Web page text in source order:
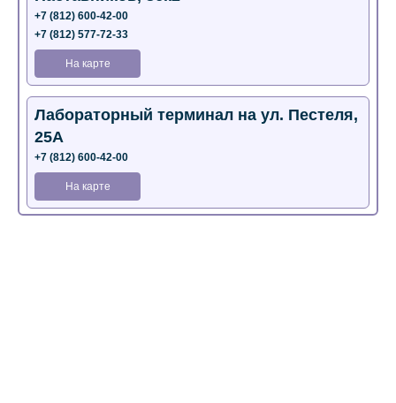
+7 (812) 600-42-00
+7 (812) 577-72-33
На карте
Лабораторный терминал на ул. Пестеля,
25А
+7 (812) 600-42-00
На карте